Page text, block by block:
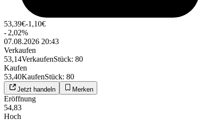
53,39€-1,10€
- 2,02%
07.08.2026 20:43
Verkaufen
53,14VerkaufenStück: 80
Kaufen
53,40KaufenStück: 80
Jetzt handeln Merken
Eröffnung
54,83
Hoch